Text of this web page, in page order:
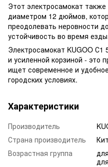
Этот электросамокат
диаметром 12 дюймов,
преодолевать неровности
устойчивость во время
Электросамокат KUGOO С1
и усиленной корзиной - это
ищет современное и
городских условиях.
Характеристики
Производитель
Страна производитель
Возрастная группа